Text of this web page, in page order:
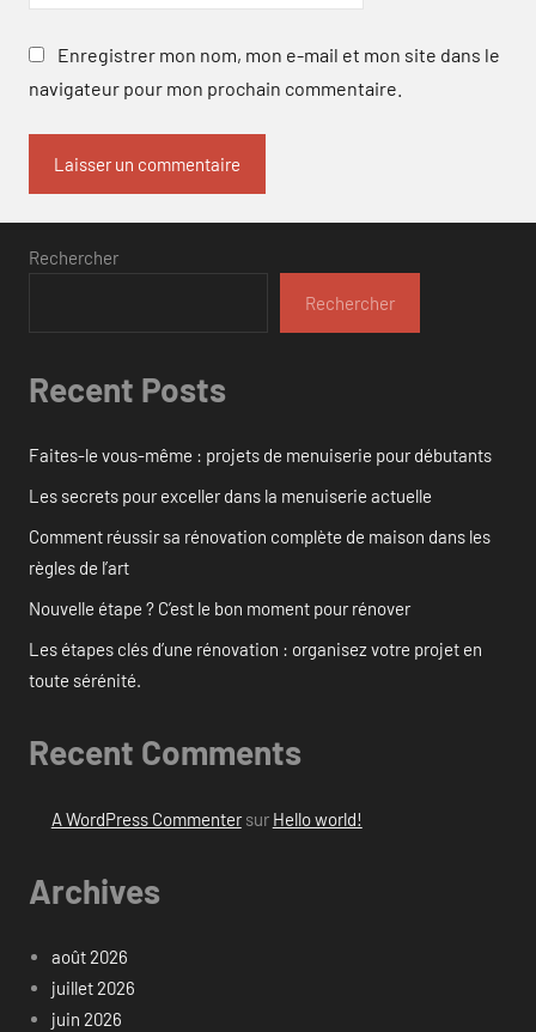
Enregistrer mon nom, mon e-mail et mon site dans le
navigateur pour mon prochain commentaire.
Rechercher
Rechercher
Recent Posts
Faites-le vous-même : projets de menuiserie pour débutants
Les secrets pour exceller dans la menuiserie actuelle
Comment réussir sa rénovation complète de maison dans les
règles de l’art
Nouvelle étape ? C’est le bon moment pour rénover
Les étapes clés d’une rénovation : organisez votre projet en
toute sérénité.
Recent Comments
A WordPress Commentersur Hello world!
Archives
août 2026
juillet 2026
juin 2026